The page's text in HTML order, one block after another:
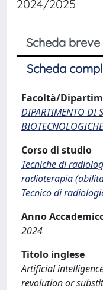
2024/2025
Scheda breve
Scheda
Facoltà/
DIPARTIMENTO DI
BIOTECNOLOGICHE
Corso di studio
Tecniche di
radioterapia
Tecnico di
Anno
2024
Titolo inglese
Artificial
revolution or